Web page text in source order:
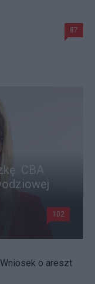
87
CBA
102
o areszt